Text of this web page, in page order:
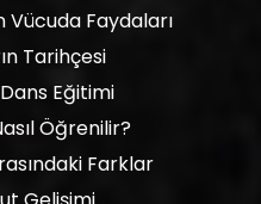
Vücuda Faydaları
Tarihçesi
Eğitimi
Öğrenilir?
Farklar